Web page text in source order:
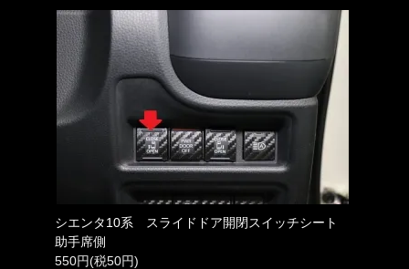
シエンタ10系 スライドドア開閉スイッチシート
助手席側
550円(税50円)